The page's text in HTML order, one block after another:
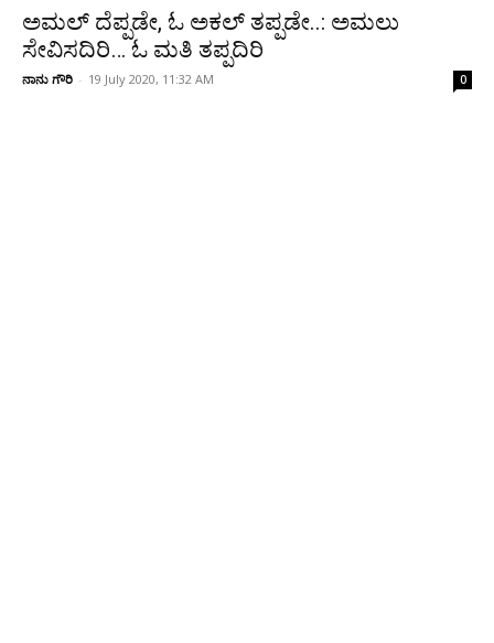
ಅಮಲ್ ದೆಪ್ಪಡೇ, ಓ ಅಕಲ್ ತಪ್ಪಡೇ..: ಅಮಲು
ಸೇವಿಸದಿರಿ… ಓ ಮತಿ ತಪ್ಪದಿರಿ
ನಾನು ಗೌರಿ - 19 July 2020, 11:32 AM 0